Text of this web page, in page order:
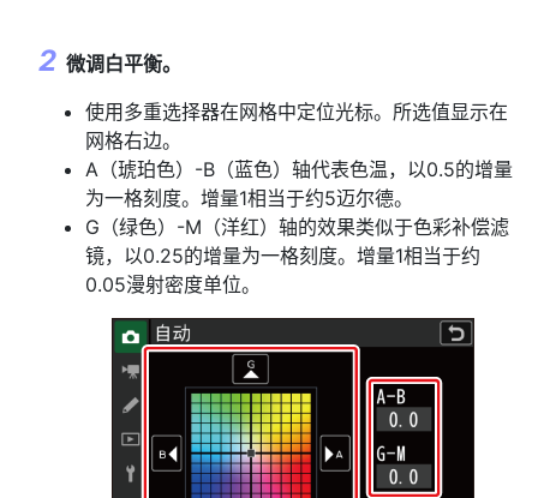
微调白平衡。
使用多重选择器在网格中定位光标。所选值显示在
网格右边。
A（琥珀色）-B（蓝色）轴代表色温，以0.5的增量
为一格刻度。增量1相当于约5迈尔德。
G（绿色）-M（洋红）轴的效果类似于色彩补偿滤
镜，以0.25的增量为一格刻度。增量1相当于约
0.05漫射密度单位。